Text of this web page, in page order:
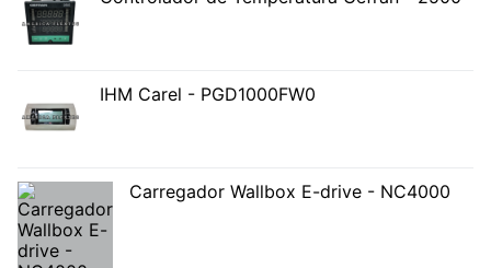
IHM Carel - PGD1000FW0
Carregador Wallbox E-drive - NC4000